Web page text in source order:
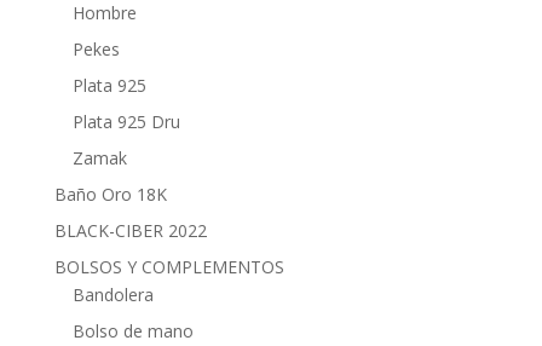
Hombre
Pekes
Plata 925
Plata 925 Dru
Zamak
Baño Oro 18K
BLACK-CIBER 2022
BOLSOS Y COMPLEMENTOS
Bandolera
Bolso de mano